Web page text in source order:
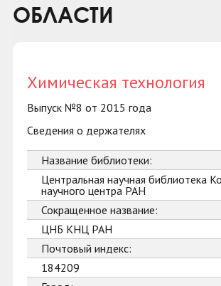
ОБЛАСТИ
Химическая технология
Выпуск №8 от 2015 года
Сведения о держателях
Название библиотеки:
Центральная научная библиотека
научного центра РАН
Сокращенное название:
ЦНБ КНЦ РАН
Почтовый индекс:
184209